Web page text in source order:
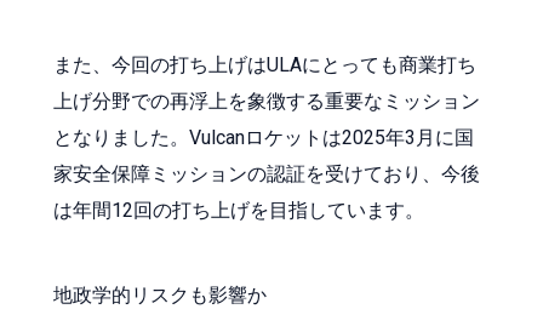
また、今回の打ち上げはULAにとっても商業打ち
上げ分野での再浮上を象徴する重要なミッション
となりました。Vulcanロケットは2025年3月に国
家安全保障ミッションの認証を受けており、今後
は年間12回の打ち上げを目指しています。
地政学的リスクも影響か